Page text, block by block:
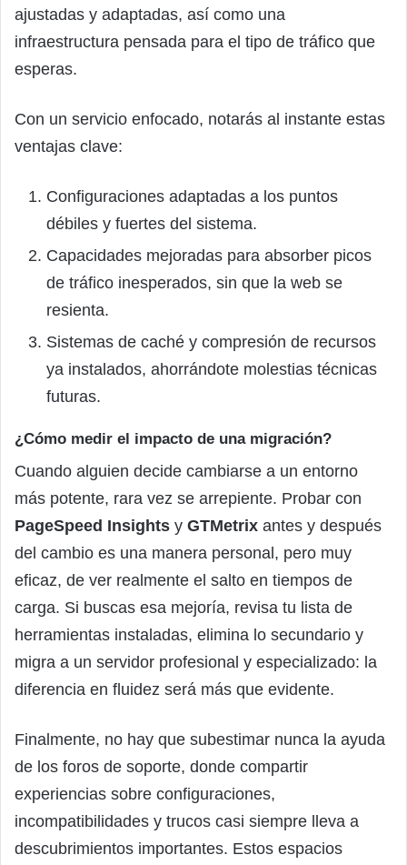
ajustadas y adaptadas, así como una
infraestructura pensada para el tipo de tráfico que
esperas.
Con un servicio enfocado, notarás al instante estas
ventajas clave:
Configuraciones adaptadas a los puntos
débiles y fuertes del sistema.
Capacidades mejoradas para absorber picos
de tráfico inesperados, sin que la web se
resienta.
Sistemas de caché y compresión de recursos
ya instalados, ahorrándote molestias técnicas
futuras.
¿Cómo medir el impacto de una migración?
Cuando alguien decide cambiarse a un entorno
más potente, rara vez se arrepiente. Probar con
PageSpeed Insights y GTMetrix antes y después
del cambio es una manera personal, pero muy
eficaz, de ver realmente el salto en tiempos de
carga. Si buscas esa mejoría, revisa tu lista de
herramientas instaladas, elimina lo secundario y
migra a un servidor profesional y especializado: la
diferencia en fluidez será más que evidente.
Finalmente, no hay que subestimar nunca la ayuda
de los foros de soporte, donde compartir
experiencias sobre configuraciones,
incompatibilidades y trucos casi siempre lleva a
descubrimientos importantes. Estos espacios